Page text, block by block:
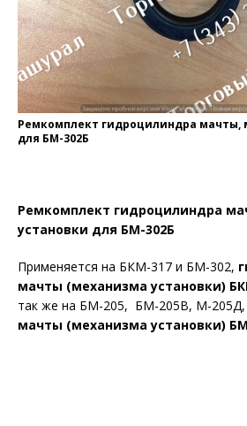
Ремкомплект гидроцилиндра мачты,
для БМ-302Б
Ремкомплект гидроцилиндра
установки для БМ-302Б
Применяется на БКМ-317 и БМ-302,
мачты (механизма установки)
так же на БМ-205, БМ-205В, М-205Д,
мачты (механизма установки)